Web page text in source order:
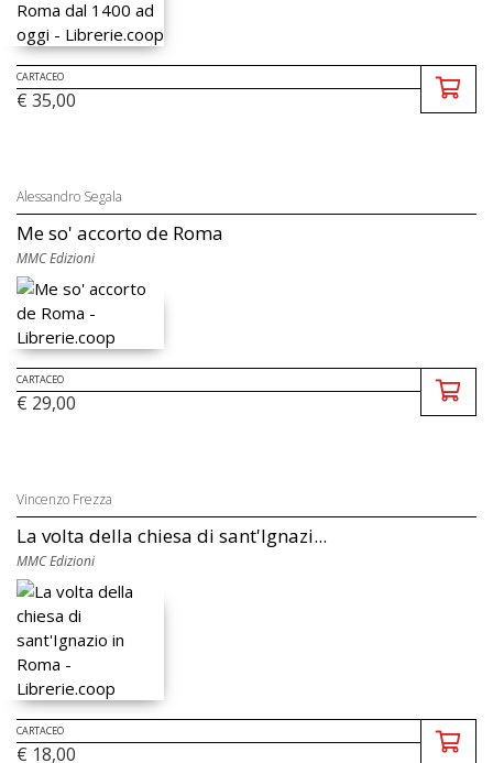
CARTACEO
€ 35,00
Alessandro Segala
Me so' accorto de Roma
MMC Edizioni
CARTACEO
€ 29,00
Vincenzo Frezza
La volta della chiesa di sant'Ignazi...
MMC Edizioni
CARTACEO
€ 18,00